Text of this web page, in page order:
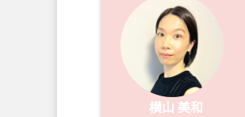
横山 美和